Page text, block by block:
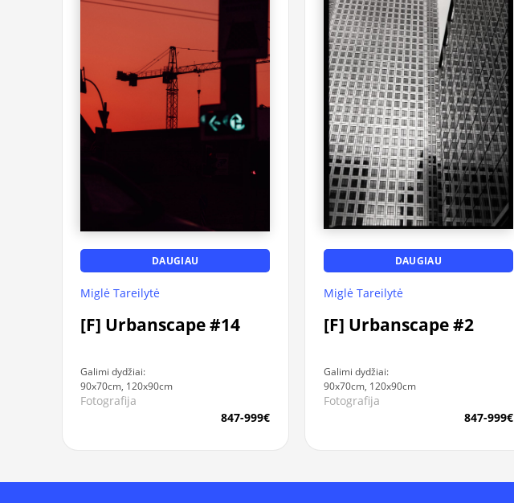
DAUGIAU
Miglė Tareilytė
[F] Urbanscape #14
Galimi dydžiai:
90x70cm, 120x90cm
Fotografija
847-999€
DAUGIAU
Miglė Tareilytė
[F] Urbanscape #2
Galimi dydžiai:
90x70cm, 120x90cm
Fotografija
847-999€